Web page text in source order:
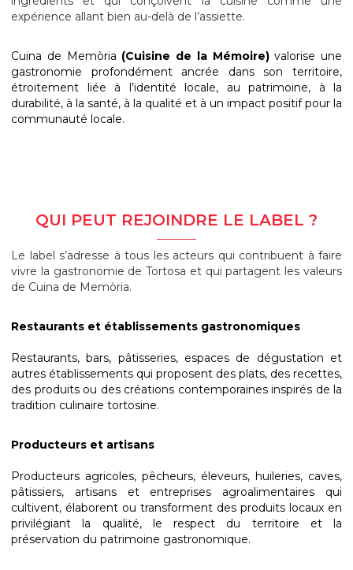
expérience allant bien au-delà de l’assiette.
Cuina de Memòria (Cuisine de la Mémoire)valorise une
gastronomie profondément ancrée dans son territoire,
étroitement liée à l’identité locale, au patrimoine, à la
durabilité, à la santé, à la qualité et à un impact positif pour la
communauté locale.
QUI PEUT REJOINDRE LE LABEL ?
Le label s’adresse à tous les acteurs qui contribuent à faire
vivre la gastronomie de Tortosa et qui partagent les valeurs
de Cuina de Memòria.
Restaurants et établissements gastronomiques
Restaurants, bars, pâtisseries, espaces de dégustation et
autres établissements qui proposent des plats, des recettes,
des produits ou des créations contemporaines inspirés de la
tradition culinaire tortosine.
Producteurs et artisans
Producteurs agricoles, pêcheurs, éleveurs, huileries, caves,
pâtissiers, artisans et entreprises agroalimentaires qui
cultivent, élaborent ou transforment des produits locaux en
privilégiant la qualité, le respect du territoire et la
préservation du patrimoine gastronomique.